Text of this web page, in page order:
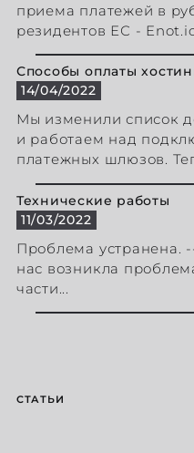
приема платежей в
резидентов ЕС -
Способы оплаты
14/04/2022
Мы изменили список
и работаем над
платежных шлюзов.
Технические работы
11/03/2022
Проблема устранена.
нас возникла
части...
СТАТЬИ